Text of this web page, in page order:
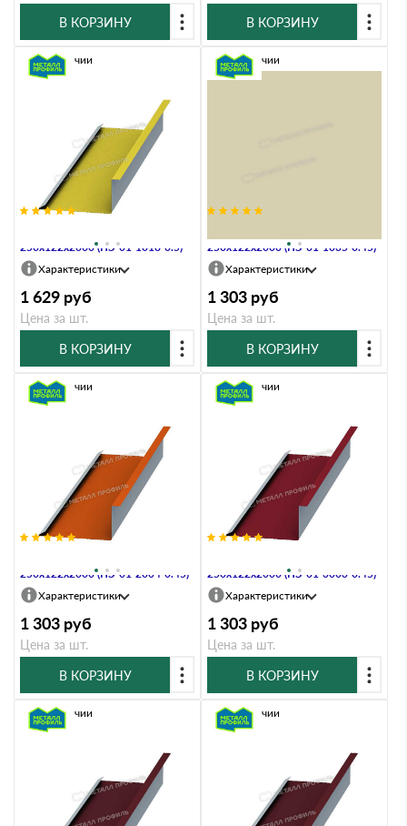
В КОРЗИНУ
В КОРЗИНУ
250х122х2000 (ПЭ-01-1018-0.5)
В наличии
Характеристики
1 629 руб
Цена за шт.
В КОРЗИНУ
250х122х2000 (ПЭ-01-1035-0.45)
В наличии
Характеристики
1 303 руб
Цена за шт.
В КОРЗИНУ
250х122х2000 (ПЭ-01-2004-0.45)
В наличии
Характеристики
1 303 руб
Цена за шт.
В КОРЗИНУ
250х122х2000 (ПЭ-01-3003-0.45)
В наличии
Характеристики
1 303 руб
Цена за шт.
В КОРЗИНУ
В наличии В наличии